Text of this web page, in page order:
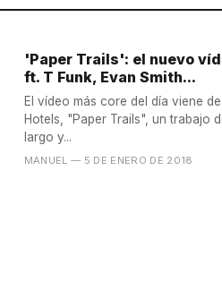
'Paper Trails': el nuevo
ft. T Funk, Evan Smith...
El vídeo más core del día viene
Hotels, "Paper Trails", un trabajo
largo y...
MANUEL — 5 DE ENERO DE 2018